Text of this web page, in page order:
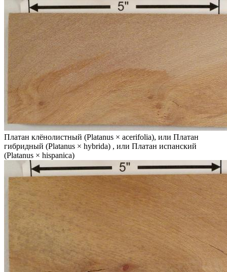
Платан клёнолистный (Platanus × acerifolia), или Платан
гибридный (Platanus × hybrida) , или Платан испанский
(Platanus × hispanica)